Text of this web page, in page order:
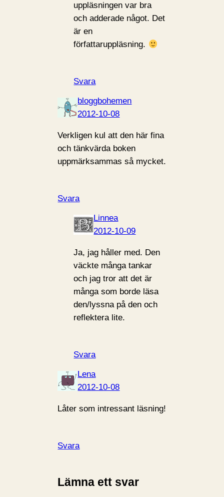
uppläsningen var bra
och adderade något. Det
är en
författaruppläsning.
Svara
bloggbohemen
2012-10-08
Verkligen kul att den här fina
och tänkvärda boken
uppmärksammas så mycket.
Svara
Linnea
2012-10-09
Ja, jag håller med. Den
väckte många tankar
och jag tror att det är
många som borde läsa
den/lyssna på den och
reflektera lite.
Svara
Lena
2012-10-08
Låter som intressant läsning!
Svara
Lämna ett svar